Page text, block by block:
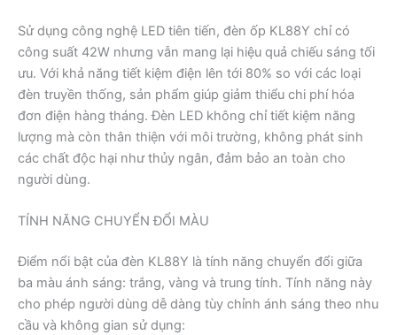
Sử dụng công nghệ LED tiên tiến, đèn ốp KL88Y chỉ có
công suất 42W nhưng vẫn mang lại hiệu quả chiếu sáng tối
ưu. Với khả năng tiết kiệm điện lên tới 80% so với các loại
đèn truyền thống, sản phẩm giúp giảm thiểu chi phí hóa
đơn điện hàng tháng. Đèn LED không chỉ tiết kiệm năng
lượng mà còn thân thiện với môi trường, không phát sinh
các chất độc hại như thủy ngân, đảm bảo an toàn cho
người dùng.
TÍNH NĂNG CHUYỂN ĐỔI MÀU
Điểm nổi bật của đèn KL88Y là tính năng chuyển đổi giữa
ba màu ánh sáng: trắng, vàng và trung tính. Tính năng này
cho phép người dùng dễ dàng tùy chỉnh ánh sáng theo nhu
cầu và không gian sử dụng: